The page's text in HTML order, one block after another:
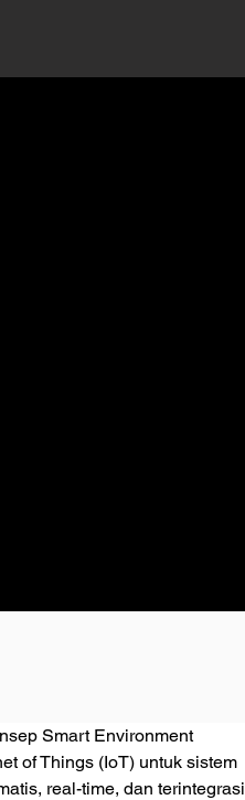
Smart Environment
of Things (IoT) untuk sistem
real-time, dan terintegrasi